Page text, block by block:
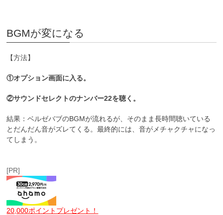
BGMが変になる
【方法】
①オプション画面に入る。
②サウンドセレクトのナンバー22を聴く。
結果：ベルゼバブのBGMが流れるが、そのまま長時間聴いている
とだんだん音がズレてくる。最終的には、音がメチャクチャになっ
てしまう。
[PR]
20,000ポイントプレゼント！